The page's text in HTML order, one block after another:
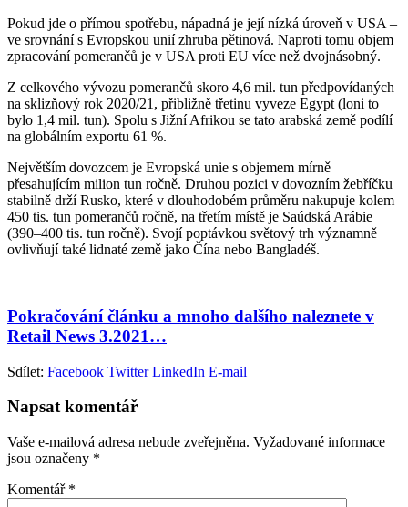
Pokud jde o přímou spotřebu, nápadná je její nízká úroveň v USA –
ve srovnání s Evropskou unií zhruba pětinová. Naproti tomu objem
zpracování pomerančů je v USA proti EU více než dvojnásobný.
Z celkového vývozu pomerančů skoro 4,6 mil. tun předpovídaných
na sklizňový rok 2020/21, přibližně třetinu vyveze Egypt (loni to
bylo 1,4 mil. tun). Spolu s Jižní Afrikou se tato arabská země podílí
na globálním exportu 61 %.
Největším dovozcem je Evropská unie s objemem mírně
přesahujícím milion tun ročně. Druhou pozici v dovozním žebříčku
stabilně drží Rusko, které v dlouhodobém průměru nakupuje kolem
450 tis. tun pomerančů ročně, na třetím místě je Saúdská Arábie
(390–400 tis. tun ročně). Svojí poptávkou světový trh významně
ovlivňují také lidnaté země jako Čína nebo Bangladéš.
Pokračování článku a mnoho dalšího naleznete v
Retail News 3.2021…
Sdílet: Facebook Twitter LinkedIn E-mail
Napsat komentář
Vaše e-mailová adresa nebude zveřejněna. Vyžadované informace
jsou označeny *
Komentář *